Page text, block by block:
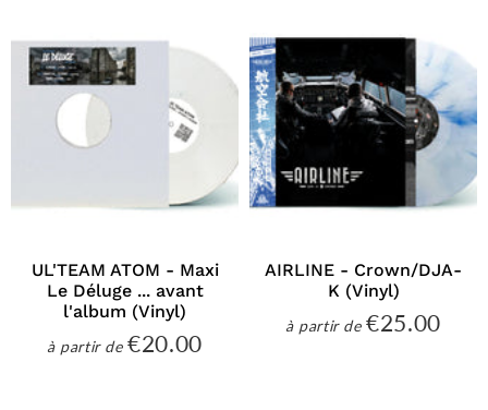
UL'TEAM ATOM - Maxi
Le Déluge ... avant
l'album (Vinyl)
à partir dePrix
€20.00
AIRLINE - Crown/DJA-
K (Vinyl)
à partir dePrix
€25.00